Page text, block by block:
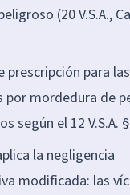
(20 V.S.A.,
prescripción para las
por mordedura de
según el 12 V.S.A.
la negligencia
modificada: las